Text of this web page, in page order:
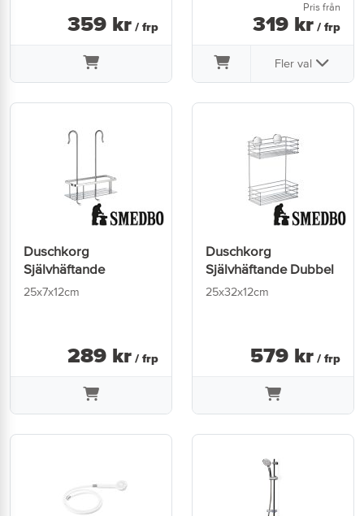
359 kr / frp
Pris från
319 kr / frp
Fler val
Duschkorg
Självhäftande
25x7x12cm
289 kr / frp
Duschkorg
Självhäftande Dubbel
25x32x12cm
579 kr / frp